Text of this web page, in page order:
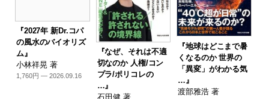
『2027年 新Dr.コパ
の風水のバイオリズ
ム』
小林祥晃 著
1,760円 — 2026.09.16
『なぜ、それは不適
切なのか 人権/コン
プラ/ポリコレの
…』
石田健 著
『地球はどこまで暑
くなるのか 世界の
「異変」がわかる気
…』
渡部雅浩 著